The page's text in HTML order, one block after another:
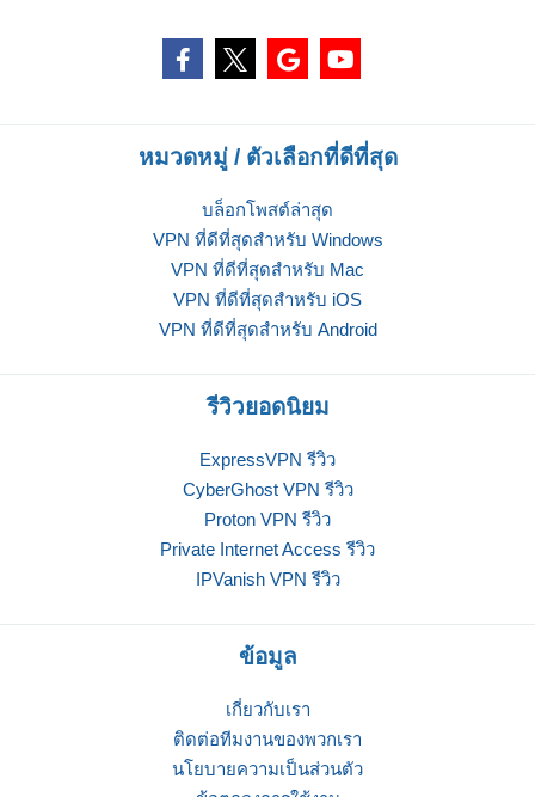
หมวดหมู่ / ตัวเลือกที่ดีที่สุด
บล็อกโพสต์ล่าสุด
VPN ที่ดีที่สุดสำหรับ Windows
VPN ที่ดีที่สุดสำหรับ Mac
VPN ที่ดีที่สุดสำหรับ iOS
VPN ที่ดีที่สุดสำหรับ Android
รีวิวยอดนิยม
ExpressVPN รีวิว
CyberGhost VPN รีวิว
Proton VPN รีวิว
Private Internet Access รีวิว
IPVanish VPN รีวิว
ข้อมูล
เกี่ยวกับเรา
ติดต่อทีมงานของพวกเรา
นโยบายความเป็นส่วนตัว